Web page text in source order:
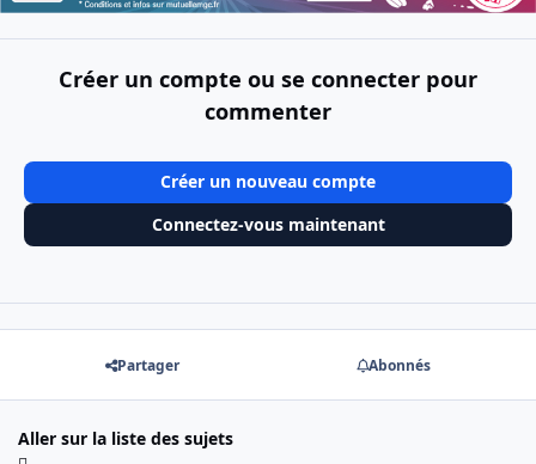
Créer un compte ou se connecter pour
commenter
Créer un nouveau compte
Connectez-vous maintenant
Partager Abonnés
Aller sur la liste des sujets